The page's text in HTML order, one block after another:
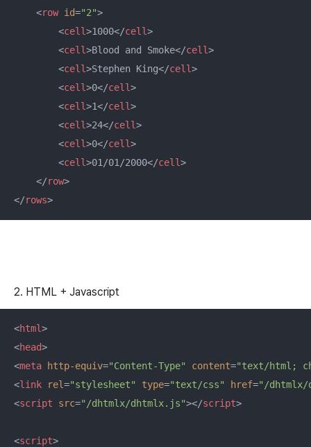
<row id="2">
<cell>1000</cell>
<cell>Blood and Smoke</cell>
<cell>Stephen King</cell>
<cell>0</cell>
<cell>1</cell>
<cell>24</cell>
<cell>0</cell>
<cell>01/01/2000</cell>
</row>
</rows>
2. HTML + Javascript
<html>
<head>
<meta http-equiv="Content-Type" content="text/html;
<link rel="stylesheet" type="text/css" href="/dhtmlx/
<script src="/dhtmlx/dhtmlx.js"></script>
<script>